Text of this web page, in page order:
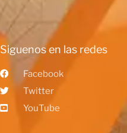
Siguenos en las redes
Facebook
Twitter
YouTube